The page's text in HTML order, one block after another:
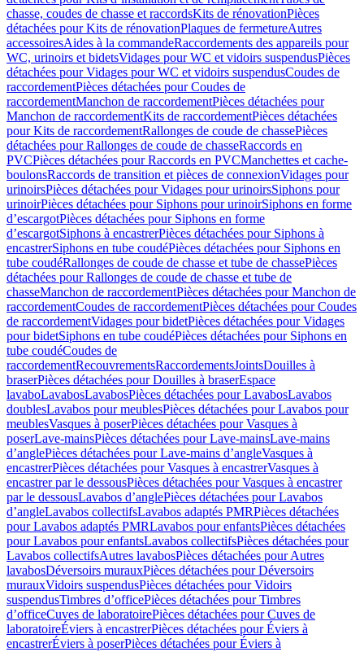
chasse, coudes de chasse et raccordsKits de rénovationPièces
détachées pour Kits de rénovationPlaques de fermetureAutres
accessoiresAides à la commandeRaccordements des appareils pour
WC, urinoirs et bidetsVidages pour WC et vidoirs suspendusPièces
détachées pour Vidages pour WC et vidoirs suspendusCoudes de
raccordementPièces détachées pour Coudes de
raccordementManchon de raccordementPièces détachées pour
Manchon de raccordementKits de raccordementPièces détachées
pour Kits de raccordementRallonges de coude de chassePièces
détachées pour Rallonges de coude de chasseRaccords en
PVCPièces détachées pour Raccords en PVCManchettes et cache-
boulonsRaccords de transition et pièces de connexionVidages pour
urinoirsPièces détachées pour Vidages pour urinoirsSiphons pour
urinoirPièces détachées pour Siphons pour urinoirSiphons en forme
d’escargotPièces détachées pour Siphons en forme
d’escargotSiphons à encastrerPièces détachées pour Siphons à
encastrerSiphons en tube coudéPièces détachées pour Siphons en
tube coudéRallonges de coude de chasse et tube de chassePièces
détachées pour Rallonges de coude de chasse et tube de
chasseManchon de raccordementPièces détachées pour Manchon de
raccordementCoudes de raccordementPièces détachées pour Coudes
de raccordementVidages pour bidetPièces détachées pour Vidages
pour bidetSiphons en tube coudéPièces détachées pour Siphons en
tube coudéCoudes de
raccordementRecouvrementsRaccordementsJointsDouilles à
braserPièces détachées pour Douilles à braserEspace
lavaboLavabosLavabosPièces détachées pour LavabosLavabos
doublesLavabos pour meublesPièces détachées pour Lavabos pour
meublesVasques à poserPièces détachées pour Vasques à
poserLave-mainsPièces détachées pour Lave-mainsLave-mains
d’anglePièces détachées pour Lave-mains d’angleVasques à
encastrerPièces détachées pour Vasques à encastrerVasques à
encastrer par le dessousPièces détachées pour Vasques à encastrer
par le dessousLavabos d’anglePièces détachées pour Lavabos
d’angleLavabos collectifsLavabos adaptés PMRPièces détachées
pour Lavabos adaptés PMRLavabos pour enfantsPièces détachées
pour Lavabos pour enfantsLavabos collectifsPièces détachées pour
Lavabos collectifsAutres lavabosPièces détachées pour Autres
lavabosDéversoirs murauxPièces détachées pour Déversoirs
murauxVidoirs suspendusPièces détachées pour Vidoirs
suspendusTimbres dʼofficePièces détachées pour Timbres
dʼofficeCuves de laboratoirePièces détachées pour Cuves de
laboratoireÉviers à encastrerPièces détachées pour Éviers à
encastrerÉviers à poserPièces détachées pour Éviers à